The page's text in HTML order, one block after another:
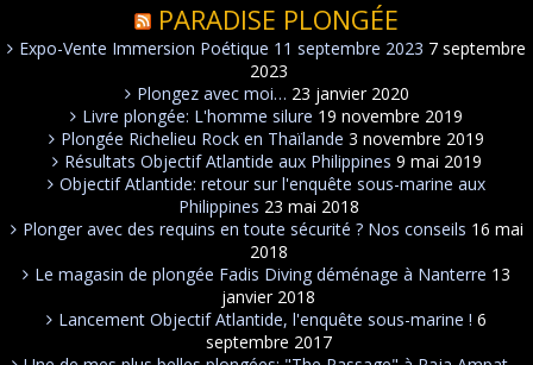
PARADISE PLONGÉE
Expo-Vente Immersion Poétique 11 septembre 2023 7 septembre
2023
Plongez avec moi… 23 janvier 2020
Livre plongée: L'homme silure 19 novembre 2019
Plongée Richelieu Rock en Thaïlande 3 novembre 2019
Résultats Objectif Atlantide aux Philippines 9 mai 2019
Objectif Atlantide: retour sur l'enquête sous-marine aux
Philippines 23 mai 2018
Plonger avec des requins en toute sécurité ? Nos conseils 16 mai
2018
Le magasin de plongée Fadis Diving déménage à Nanterre 13
janvier 2018
Lancement Objectif Atlantide, l'enquête sous-marine ! 6
septembre 2017